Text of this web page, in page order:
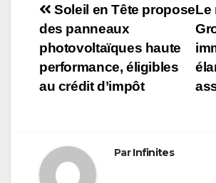
Navigation
de
l’article
Le
Soleil en Tête propose
des panneaux
photovoltaïques haute
performance, éligibles
au crédit d’impôt
ParInfinites